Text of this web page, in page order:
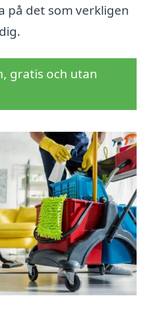
på det som verkligen
gratis och utan